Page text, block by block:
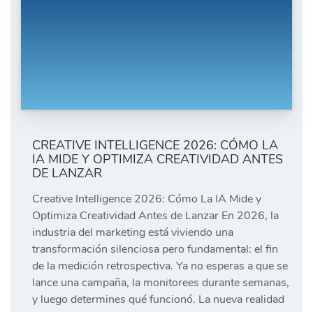
CREATIVE INTELLIGENCE 2026: CÓMO LA
IA MIDE Y OPTIMIZA CREATIVIDAD ANTES
DE LANZAR
Creative Intelligence 2026: Cómo La IA Mide y
Optimiza Creatividad Antes de Lanzar En 2026, la
industria del marketing está viviendo una
transformación silenciosa pero fundamental: el fin
de la medición retrospectiva. Ya no esperas a que se
lance una campaña, la monitorees durante semanas,
y luego determines qué funcionó. La nueva realidad